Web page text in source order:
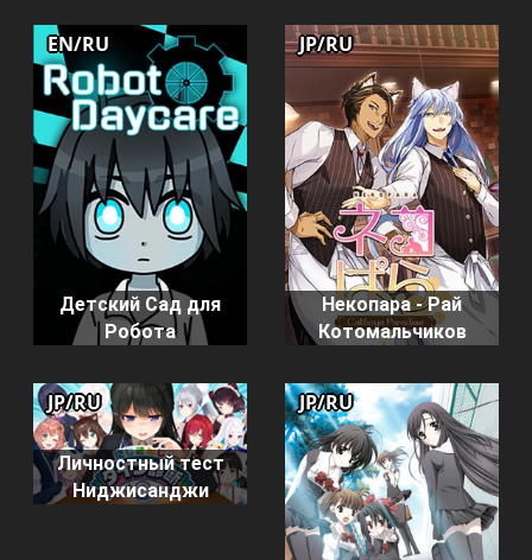
Детский Сад для
Робота
EN/RU
Некопара - Рай
Котомальчиков
JP/RU
Личностный тест
Ниджисанджи
JP/RU JP/RU